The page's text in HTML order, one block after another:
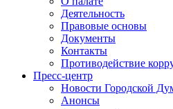
Деятельность
Правовые основы
Документы
Контакты
Противодействие
Пресс-центр
Новости Городской
Анонсы